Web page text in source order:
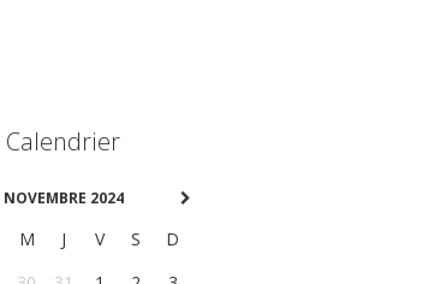
Calendrier
NOVEMBRE 2024
M J V S
D